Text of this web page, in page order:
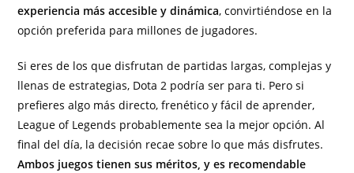
experiencia más accesible y dinámica, convirtiéndose en la
opción preferida para millones de jugadores.
Si eres de los que disfrutan de partidas largas, complejas y
llenas de estrategias, Dota 2 podría ser para ti. Pero si
prefieres algo más directo, frenético y fácil de aprender,
League of Legends probablemente sea la mejor opción. Al
final del día, la decisión recae sobre lo que más disfrutes.
Ambos juegos tienen sus méritos, y es recomendable